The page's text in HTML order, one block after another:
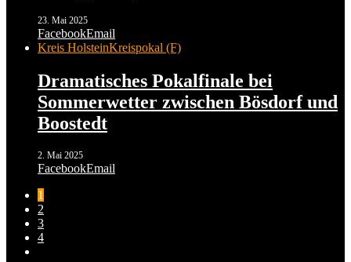
23. Mai 2025
FacebookEmail
Kreis HolsteinKreispokal (F)
Dramatisches Pokalfinale bei
Sommerwetter zwischen Bösdorf und
Boostedt
2. Mai 2025
FacebookEmail
1
2
3
4